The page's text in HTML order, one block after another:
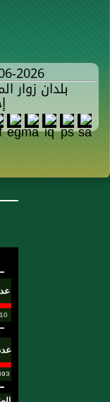
2026
بلدان زوار